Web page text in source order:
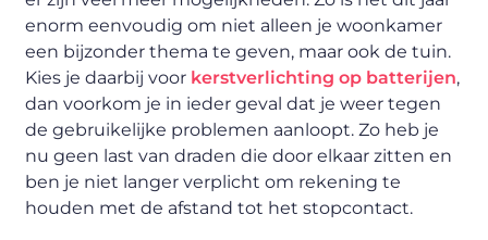
enorm eenvoudig om niet alleen je woonkamer
een bijzonder thema te geven, maar ook de tuin.
Kies je daarbij voor kerstverlichting op batterijen,
dan voorkom je in ieder geval dat je weer tegen
de gebruikelijke problemen aanloopt. Zo heb je
nu geen last van draden die door elkaar zitten en
ben je niet langer verplicht om rekening te
houden met de afstand tot het stopcontact.